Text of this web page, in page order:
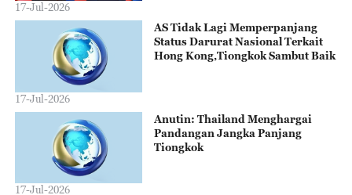
17-Jul-2026
AS Tidak Lagi Memperpanjang
Status Darurat Nasional Terkait
Hong Kong,Tiongkok Sambut Baik
17-Jul-2026
Anutin: Thailand Menghargai
Pandangan Jangka Panjang
Tiongkok
17-Jul-2026